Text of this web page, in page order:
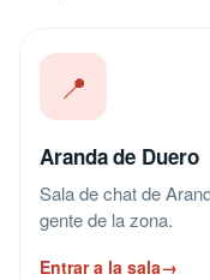
📍
Aranda de Duero
Sala de chat de
gente de la zona.
Entrar a la sala→